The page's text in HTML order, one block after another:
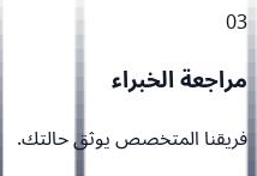
03
مراجعة الخبراء
فريقنا المتخصص يوثق حالتك.